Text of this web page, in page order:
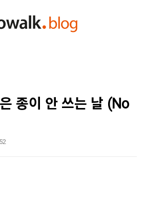
종이 안 쓰는 날 (No